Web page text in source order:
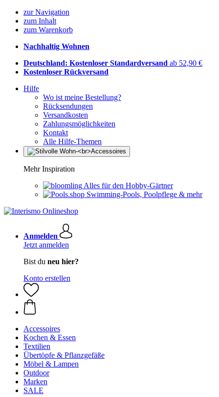
zur Navigation
zum Inhalt
zum Warenkorb
Nachhaltig Wohnen
Deutschland: Kostenloser Standardversand ab 52,90 €
Kostenloser Rückversand
Hilfe
Wo ist meine Bestellung?
Rücksendungen
Versandkosten
Zahlungsmöglichkeiten
Kontakt
Alle Hilfe-Themen
Mehr Inspiration
Alles für den Hobby-Gärtner
Swimming-Pools, Poolpflege & mehr
Anmelden
Jetzt anmelden
Bist du neu hier?
Konto erstellen
Accessoires
Kochen & Essen
Textilien
Übertöpfe & Pflanzgefäße
Möbel & Lampen
Outdoor
Marken
SALE